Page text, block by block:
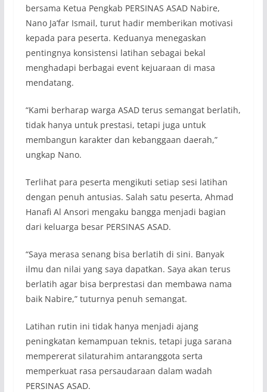
bersama Ketua Pengkab PERSINAS ASAD Nabire,
Nano Ja’far Ismail, turut hadir memberikan motivasi
kepada para peserta. Keduanya menegaskan
pentingnya konsistensi latihan sebagai bekal
menghadapi berbagai event kejuaraan di masa
mendatang.
“Kami berharap warga ASAD terus semangat berlatih,
tidak hanya untuk prestasi, tetapi juga untuk
membangun karakter dan kebanggaan daerah,”
ungkap Nano.
Terlihat para peserta mengikuti setiap sesi latihan
dengan penuh antusias. Salah satu peserta, Ahmad
Hanafi Al Ansori mengaku bangga menjadi bagian
dari keluarga besar PERSINAS ASAD.
“Saya merasa senang bisa berlatih di sini. Banyak
ilmu dan nilai yang saya dapatkan. Saya akan terus
berlatih agar bisa berprestasi dan membawa nama
baik Nabire,” tuturnya penuh semangat.
Latihan rutin ini tidak hanya menjadi ajang
peningkatan kemampuan teknis, tetapi juga sarana
mempererat silaturahim antaranggota serta
memperkuat rasa persaudaraan dalam wadah
PERSINAS ASAD.